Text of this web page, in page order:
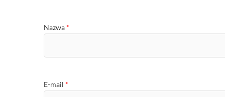
Nazwa *
E-mail *